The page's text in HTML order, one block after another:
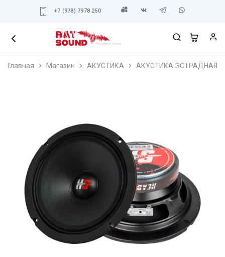
+7 (978) 7978 250
Главная Магазин АКУСТИКА АКУСТИКА ЭСТРАДНАЯ